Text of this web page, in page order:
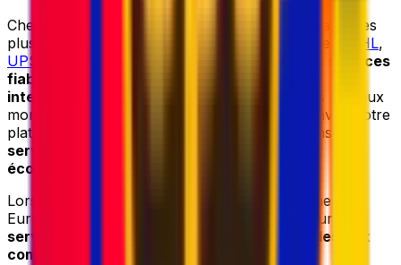
Chez Eurosender, nous collaborons avec certains des
plus grands transporteurs au monde, notamment
DHL,
UPS
services
fiables de collecte de colis et d'expédition
internationale
. En combinant l'expertise et les réseaux
mondiaux de ces transporteurs de confiance avec notre
plateforme logistique avancée, nous proposons des
services d'expédition rapides
économiques
Lorsque vous envoyez votre colis vers la Chine avec
Eurosender, vous pouvez toujours compter sur des
services de messagerie de haute qualité à des prix
compétitifs